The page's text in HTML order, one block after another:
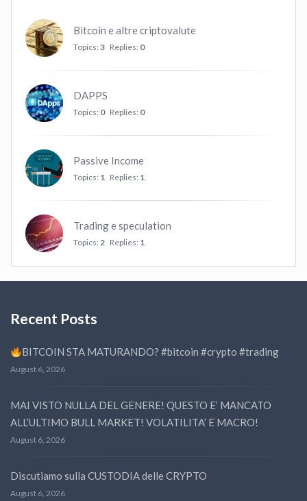
Bitcoin e altre criptovalute
Topics: 3 Replies: 0
DAPPS
Topics: 0 Replies: 0
Passive Income
Topics: 1 Replies: 1
Trading e speculation
Topics: 2 Replies: 1
Recent Posts
BITCOIN STA MATURANDO? #bitcoin #crypto #trading
August 6, 2026
MAI VISTO NULLA DEL GENERE! QUESTO E’ MANCATO
ALL’ULTIMO BULL MARKET! VOLATILITA’ E MACRO!
August 6, 2026
Discutiamo sulla CUSTODIA delle CRYPTO
August 6, 2026